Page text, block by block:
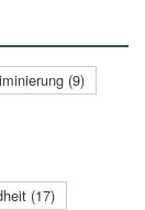
(9)
(17)